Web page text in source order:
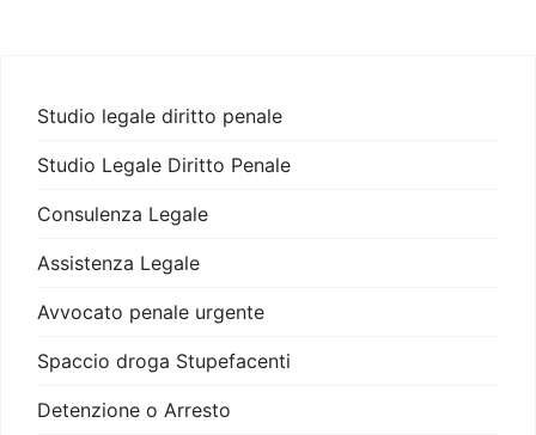
Studio legale diritto penale
Studio Legale Diritto Penale
Consulenza Legale
Assistenza Legale
Avvocato penale urgente
Spaccio droga Stupefacenti
Detenzione o Arresto